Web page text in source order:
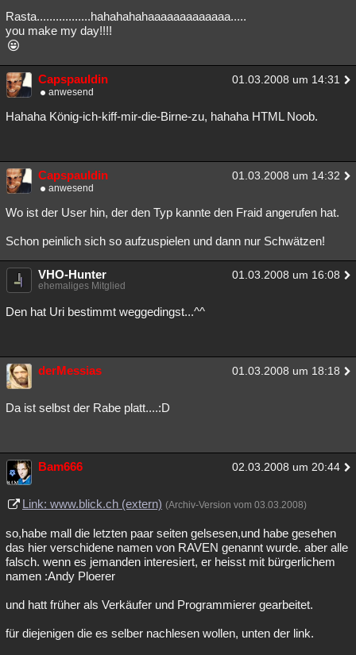
Rasta.................hahahahahaaaaaaaaaaaaa.....
you make my day!!!!
Capspauldin 01.03.2008 um 14:31
anwesend
Hahaha König-ich-kiff-mir-die-Birne-zu, hahaha HTML Noob.
Capspauldin 01.03.2008 um 14:32
anwesend
Wo ist der User hin, der den Typ kannte den Fraid angerufen hat.
Schon peinlich sich so aufzuspielen und dann nur Schwätzen!
VHO-Hunter 01.03.2008 um 16:08
ehemaliges Mitglied
Den hat Uri bestimmt weggedingst...^^
derMessias 01.03.2008 um 18:18
Da ist selbst der Rabe platt....:D
Bam666 02.03.2008 um 20:44
Link: www.blick.ch (extern) (Archiv-Version vom 03.03.2008)
so,habe mall die letzten paar seiten gelsesen,und habe gesehen
das hier verschidene namen von RAVEN genannt wurde. aber alle
falsch. wenn es jemanden interesiert, er heisst mit bürgerlichem
namen :Andy Ploerer
und hatt früher als Verkäufer und Programmierer gearbeitet.
für diejenigen die es selber nachlesen wollen, unten der link.